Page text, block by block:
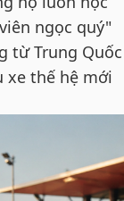
ngọc quý"
từ Trung Quốc
xe thế hệ mới